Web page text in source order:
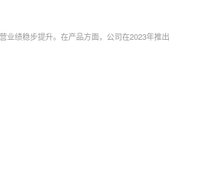
业绩稳步提升。在产品方面，公司在2023年推出